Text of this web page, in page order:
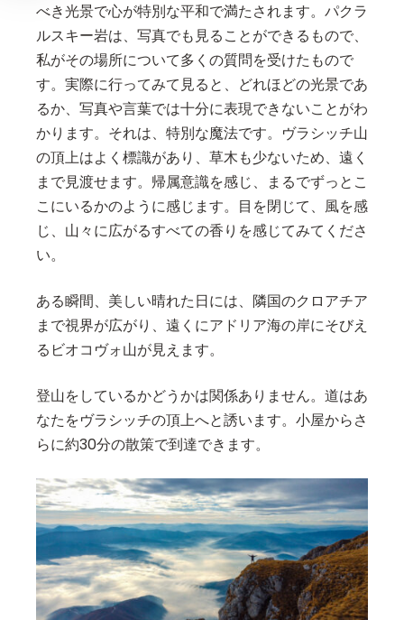
べき光景で心が特別な平和で満たされます。パクラ
ルスキー岩は、写真でも見ることができるもので、
私がその場所について多くの質問を受けたもので
す。実際に行ってみて見ると、どれほどの光景であ
るか、写真や言葉では十分に表現できないことがわ
かります。それは、特別な魔法です。ヴラシッチ山
の頂上はよく標識があり、草木も少ないため、遠く
まで見渡せます。帰属意識を感じ、まるでずっとこ
こにいるかのように感じます。目を閉じて、風を感
じ、山々に広がるすべての香りを感じてみてくださ
い。
ある瞬間、美しい晴れた日には、隣国のクロアチア
まで視界が広がり、遠くにアドリア海の岸にそびえ
るビオコヴォ山が見えます。
登山をしているかどうかは関係ありません。道はあ
なたをヴラシッチの頂上へと誘います。小屋からさ
らに約30分の散策で到達できます。